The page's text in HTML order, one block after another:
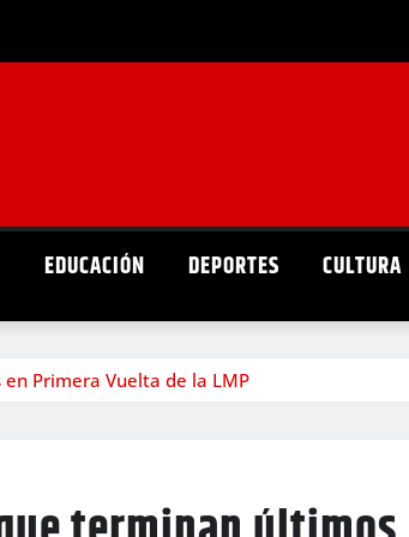
EDUCACIÓN DEPORTES CULTURA
Primera Vuelta de la LMP